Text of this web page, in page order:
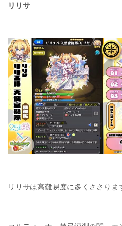
リリサ
リリサは高難易度に多くささりま